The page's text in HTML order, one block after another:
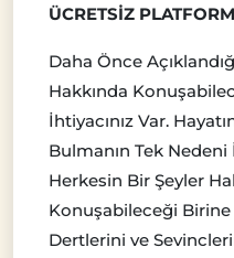
ÜCRETSİZ PLATFORM
Daha Önce
Hakkında
İhtiyacınız Var.
Bulmanın Tek
Herkesin Bir Şeyler
Konuşabileceği Birine
Dertlerini ve